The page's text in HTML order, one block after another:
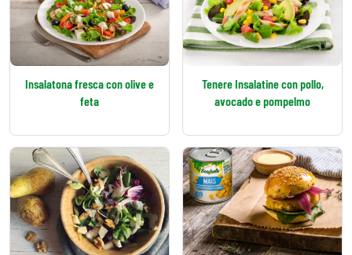
Insalatona fresca con olive e
feta
Tenere Insalatine con pollo,
avocado e pompelmo